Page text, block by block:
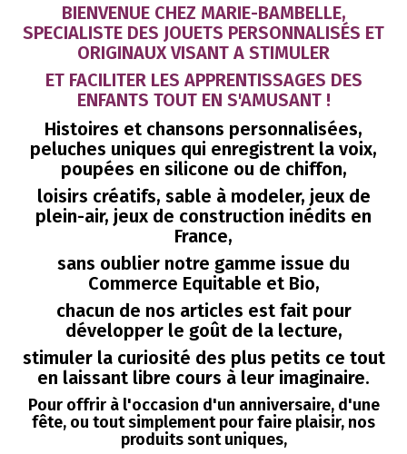
BIENVENUE CHEZ MARIE-BAMBELLE,
SPECIALISTE DES JOUETS PERSONNALISÉS ET
ORIGINAUX VISANT A STIMULER
ET FACILITER LES APPRENTISSAGES DES
ENFANTS TOUT EN S'AMUSANT !
Histoires et chansons personnalisées,
peluches uniques qui enregistrent la voix,
poupées en silicone ou de chiffon,
loisirs créatifs, sable à modeler, jeux de
plein-air, jeux de construction inédits en
France,
sans oublier notre gamme issue du
Commerce Equitable et Bio,
chacun de nos articles est fait pour
développer le goût de la lecture,
stimuler la curiosité des plus petits ce tout
en laissant libre cours à leur imaginaire.
Pour offrir à l'occasion d'un anniversaire, d'une
fête, ou tout simplement pour faire plaisir, nos
produits sont uniques,